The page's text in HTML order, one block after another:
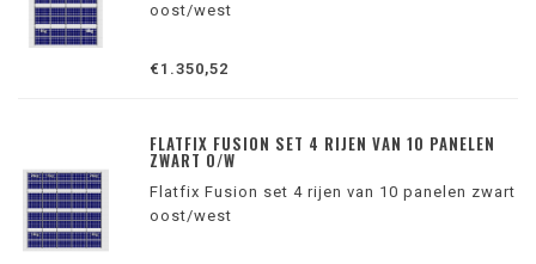
oost/west
€1.350,52
FLATFIX FUSION SET 4 RIJEN VAN 10 PANELEN
ZWART O/W
Flatfix Fusion set 4 rijen van 10 panelen zwart
oost/west